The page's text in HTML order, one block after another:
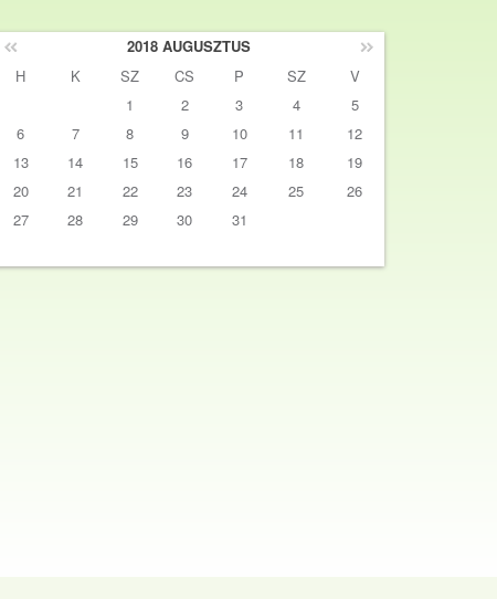
H K SZ CS P SZ
V
1
2 3 4
5
6
7 8 9 10 11
12
13
14 15 16 17 18
19
20
21 22 23 24 25
26
27
28 29 30 31
2018 AUGUSZTUS